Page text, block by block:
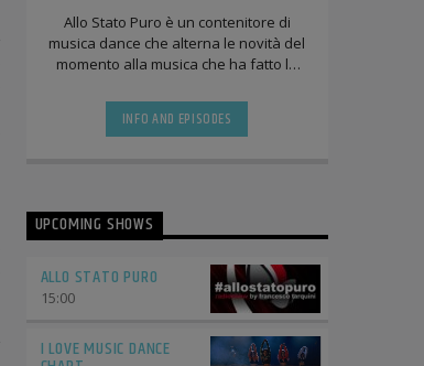
Allo Stato Puro è un contenitore di
musica dance che alterna le novità del
momento alla musica che ha fatto la
discoteche, radio e compilation.
INFO AND EPISODES
UPCOMING SHOWS
ALLO STATO PURO
15:00
I LOVE MUSIC DANCE